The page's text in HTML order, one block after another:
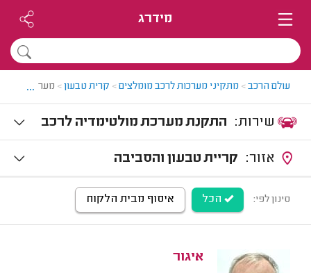
מידרג
עולם הרכב> מתקיני מערכות לרכב מומלצים> קרית טבעון> מערכות
...
התקנת מערכת מולטימדיה לרכב
קריית טבעון והסביבה
סינון לפי: הכל איסוף מבית הלקוח
איגור